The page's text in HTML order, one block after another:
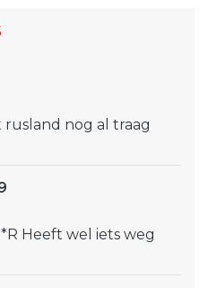
nog al traag
Heeft wel iets weg